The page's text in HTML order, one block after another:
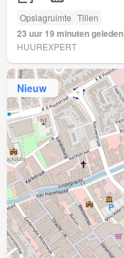
Opslagruimte Tillen
23 uur 19 minuten geleden
HUUREXPERT
Nieuw